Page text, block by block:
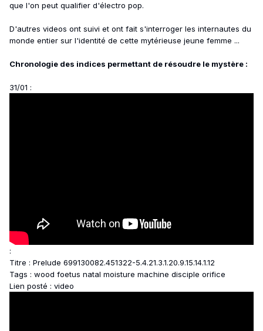
que l'on peut qualifier d'électro pop.
D'autres videos ont suivi et ont fait s'interroger les internautes du
monde entier sur l'identité de cette mytérieuse jeune femme ...
Chronologie des indices permettant de résoudre le mystère :
31/01 :
:
Titre : Prelude 699130082.451322-5.4.21.3.1.20.9.15.14.1.12
Tags : wood foetus natal moisture machine disciple orifice
Lien posté : video